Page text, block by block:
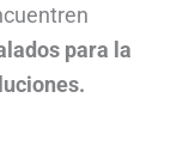
para la